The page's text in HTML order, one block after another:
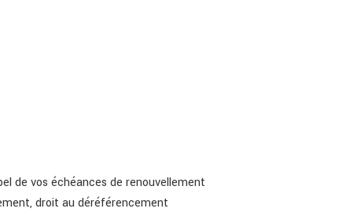
de vos échéances de renouvellement
droit au déréférencement